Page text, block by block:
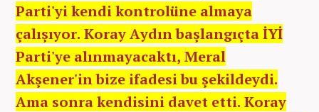
Parti'yi kendi kontrolüne almaya
çalışıyor. Koray Aydın başlangıçta İYİ
Parti'ye alınmayacaktı, Meral
Akşener'in bize ifadesi bu şekildeydi.
Ama sonra kendisini davet etti. Koray